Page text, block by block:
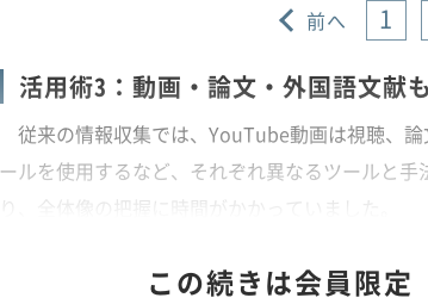
前へ 1
活用術3：動画・論文・外国語文献
従来の情報収集では、YouTube動画は視聴、
ールを使用するなど、それぞれ異なるツールと
り、全体像の把握に時間がかかっていました。
この続きは会員限定